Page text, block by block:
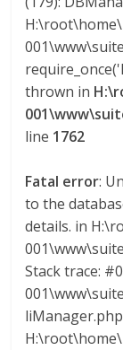
thrown in
line 1762
Fatal error:
to the
details. in
Stack trace: